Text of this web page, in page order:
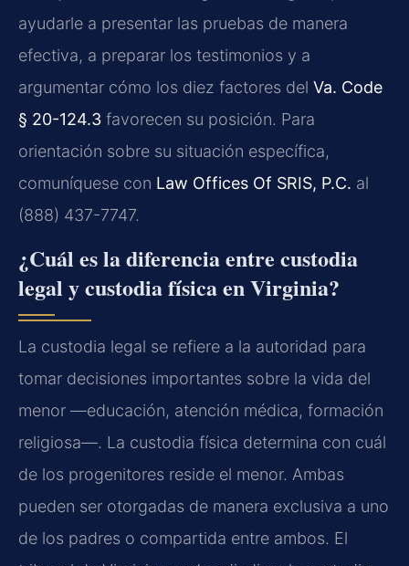
ayudarle a presentar las pruebas de manera
efectiva, a preparar los testimonios y a
argumentar cómo los diez factores del Va. Code
§ 20-124.3 favorecen su posición. Para
orientación sobre su situación específica,
comuníquese con Law Offices Of SRIS, P.C. al
(888) 437-7747.
¿Cuál es la diferencia entre custodia
legal y custodia física en Virginia?
La custodia legal se refiere a la autoridad para
tomar decisiones importantes sobre la vida del
menor —educación, atención médica, formación
religiosa—. La custodia física determina con cuál
de los progenitores reside el menor. Ambas
pueden ser otorgadas de manera exclusiva a uno
de los padres o compartida entre ambos. El